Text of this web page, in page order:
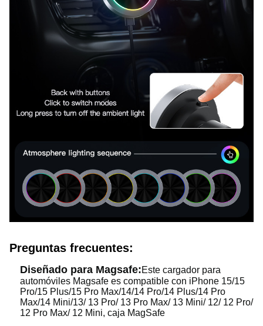
Preguntas frecuentes:
Diseñado para Magsafe:Este cargador para
automóviles Magsafe es compatible con iPhone 15/15
Pro/15 Plus/15 Pro Max/14/14 Pro/14 Plus/14 Pro
Max/14 Mini/13/ 13 Pro/ 13 Pro Max/ 13 Mini/ 12/ 12 Pro/
12 Pro Max/ 12 Mini, caja MagSafe